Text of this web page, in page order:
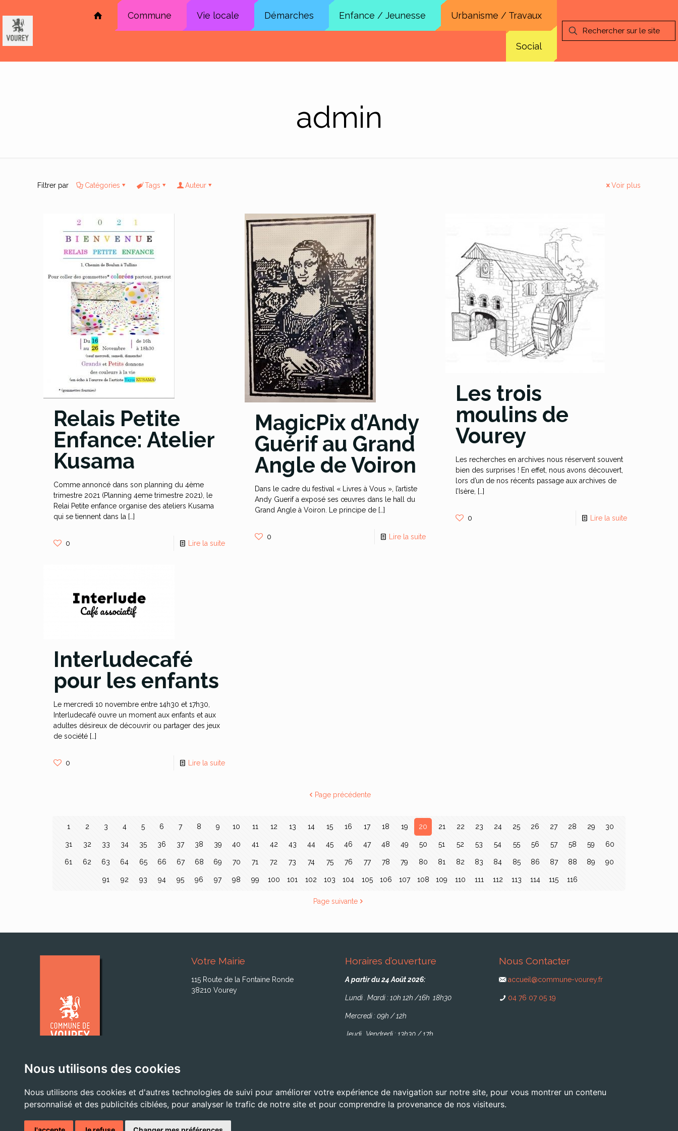
Nous utilisons des cookies
Nous utilisons des cookies et d'autres technologies de suivi pour améliorer votre expérience de navigation sur notre site, pour vous montrer un contenu
personnalisé et des publicités ciblées, pour analyser le trafic de notre site et pour comprendre la provenance de nos visiteurs.
Commune Vie locale Démarches Enfance / Jeunesse Urbanisme / Travaux
Social
admin
Filtrer par Catégories Tags Auteur Voir plus
Relais Petite
Enfance: Atelier
Kusama
Comme annoncé dans son planning du 4ème
trimestre 2021 (Planning 4eme trimestre 2021), le
Relai Petite enfance organise des ateliers Kusama
qui se tiennent dans la […]
0 Lire la suite
MagicPix d’Andy
Guérif au Grand
Angle de Voiron
Dans le cadre du festival « Livres à Vous », l’artiste
Andy Guerif a exposé ses œuvres dans le hall du
Grand Angle à Voiron. Le principe de[…]
0 Lire la suite
Les trois
moulins de
Vourey
Les recherches en archives nous réservent souvent
bien des surprises ! En effet, nous avons découvert,
lors d’un de nos récents passage aux archives de
l’Isère, […]
0 Lire la suite
Interludecafé
pour les enfants
Le mercredi 10 novembre entre 14h30 et 17h30,
Interludecafé ouvre un moment aux enfants et aux
adultes désireux de découvrir ou partager des jeux
de société[…]
0 Lire la suite
Page précédente
1 2 3 4 5 6 7 8 9 10 11 12 13 14 15 16 17 18 19 20 21 22 23 24 25 26 27 28 29 30
31 32 33 34 35 36 37 38 39 40 41 42 43 44 45 46 47 48 49 50 51 52 53 54 55 56 57 58 59 60
61 62 63 64 65 66 67 68 69 70 71 72 73 74 75 76 77 78 79 80 81 82 83 84 85 86 87 88 89 90
91 92 93 94 95 96 97 98 99 100 101 102 103 104 105 106 107 108 109 110 111 112 113 114 115 116
Page suivante
Votre Mairie
115 Route de la Fontaine Ronde
38210 Vourey
Horaires d’ouverture
A partir du 24 Août 2026:
Lundi . Mardi : 10h 12h /16h 18h30
Mercredi : 09h / 12h
Jeudi . Vendredi : 13h30 / 17h
Nous Contacter
accueil@commune-vourey.fr
04 76 07 05 19